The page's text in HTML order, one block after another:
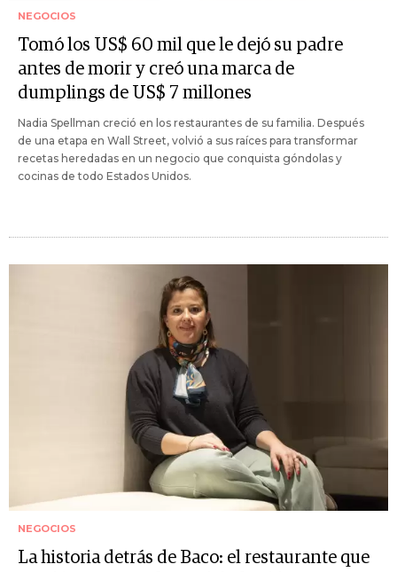
NEGOCIOS
Tomó los US$ 60 mil que le dejó su padre
antes de morir y creó una marca de
dumplings de US$ 7 millones
Nadia Spellman creció en los restaurantes de su familia. Después
de una etapa en Wall Street, volvió a sus raíces para transformar
recetas heredadas en un negocio que conquista góndolas y
cocinas de todo Estados Unidos.
NEGOCIOS
La historia detrás de Baco: el restaurante que